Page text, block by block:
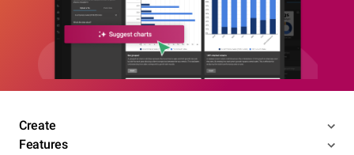
Create
Features